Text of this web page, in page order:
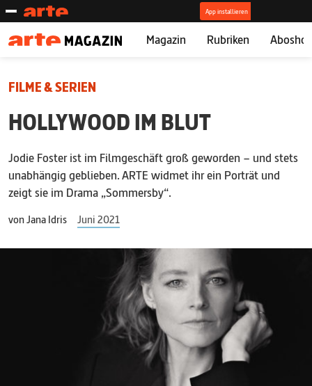
Magazin Rubriken
FILME & SERIEN
HOLLYWOOD IM BLUT
Jodie Foster ist im Filmgeschäft groß geworden – und stets
unabhängig geblieben. ARTE widmet ihr ein Porträt und
zeigt sie im Drama „Sommersby“.
vonJana Idris Juni 2021